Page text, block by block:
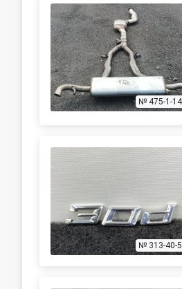
№ 475-1-
№ 313-40-